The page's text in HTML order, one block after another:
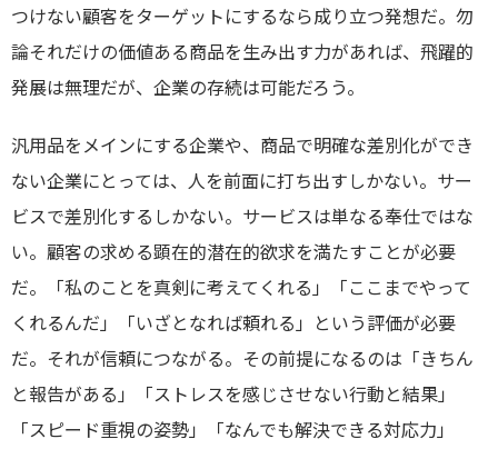
つけない顧客をターゲットにするなら成り立つ発想だ。勿
論それだけの価値ある商品を生み出す力があれば、飛躍的
発展は無理だが、企業の存続は可能だろう。
汎用品をメインにする企業や、商品で明確な差別化ができ
ない企業にとっては、人を前面に打ち出すしかない。サー
ビスで差別化するしかない。サービスは単なる奉仕ではな
い。顧客の求める顕在的潜在的欲求を満たすことが必要
だ。「私のことを真剣に考えてくれる」「ここまでやって
くれるんだ」「いざとなれば頼れる」という評価が必要
だ。それが信頼につながる。その前提になるのは「きちん
と報告がある」「ストレスを感じさせない行動と結果」
「スピード重視の姿勢」「なんでも解決できる対応力」